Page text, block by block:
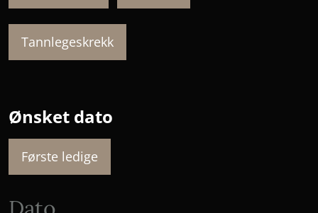
Tannlegeskrekk
Ønsket dato
Første ledige